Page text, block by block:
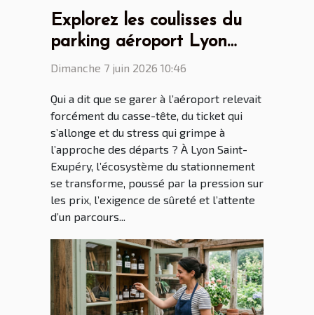
Explorez les coulisses du
parking aéroport Lyon
Saint Ex entre innovations
Dimanche 7 juin 2026 10:46
Qui a dit que se garer à l’aéroport relevait
forcément du casse-tête, du ticket qui
s’allonge et du stress qui grimpe à
l’approche des départs ? À Lyon Saint-
Exupéry, l’écosystème du stationnement
se transforme, poussé par la pression sur
les prix, l’exigence de sûreté et l’attente
d’un parcours...